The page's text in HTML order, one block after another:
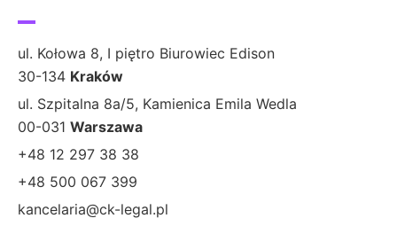
ul. Kołowa 8, I piętro Biurowiec Edison
30-134 Kraków
ul. Szpitalna 8a/5, Kamienica Emila Wedla
00-031 Warszawa
+48 12 297 38 38
+48 500 067 399
kancelaria@ck-legal.pl